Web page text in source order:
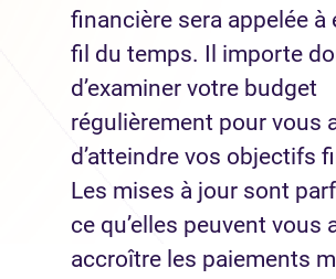
financière sera appelée à
fil du temps. Il importe
d’examiner votre budget
régulièrement pour vous
d’atteindre vos objectifs
Les mises à jour sont
ce qu’elles peuvent vous
accroître les paiements